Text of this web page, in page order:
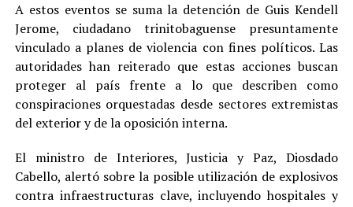
A estos eventos se suma la detención de Guis Kendell
Jerome, ciudadano trinitobaguense presuntamente
vinculado a planes de violencia con fines políticos. Las
autoridades han reiterado que estas acciones buscan
proteger al país frente a lo que describen como
conspiraciones orquestadas desde sectores extremistas
del exterior y de la oposición interna.
El ministro de Interiores, Justicia y Paz, Diosdado
Cabello, alertó sobre la posible utilización de explosivos
contra infraestructuras clave, incluyendo hospitales y